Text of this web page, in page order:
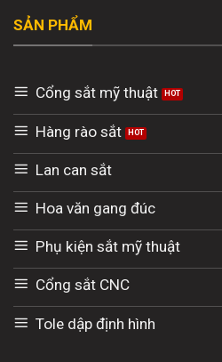
SẢN PHẨM
Cổng sắt mỹ thuật
Hàng rào sắt
Lan can sắt
Hoa văn gang đúc
Phụ kiện sắt mỹ thuật
Cổng sắt CNC
Tole dập định hình